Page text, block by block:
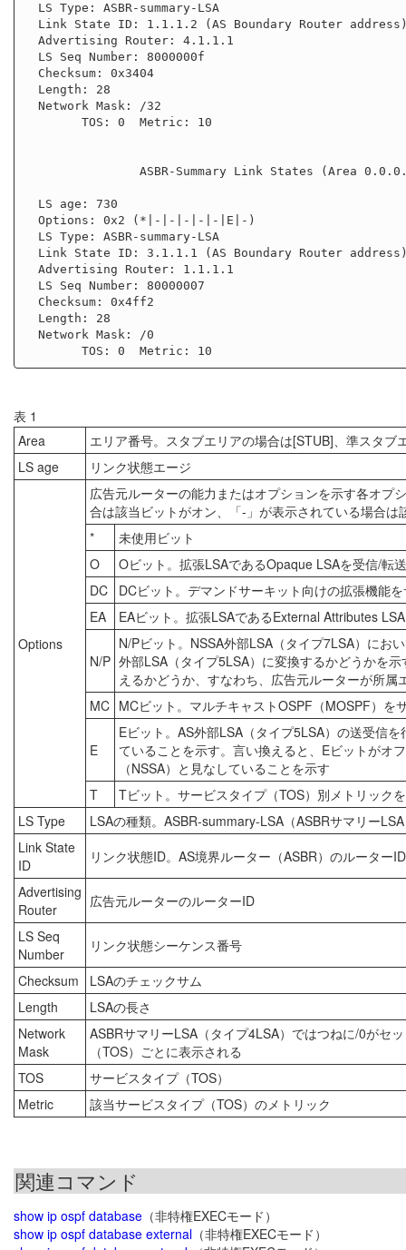
表 1
Area
エリア番号。スタブエリアの場合は[STUB]、準スタブ
LS age
リンク状態エージ
Options
広告元ルーターの能力またはオプションを示す各オプ
合は該当ビットがオン、「-」が表示されている場合
*
未使用ビット
O
Oビット。拡張LSAであるOpaque LSAを受信/転
DC
DCビット。デマンドサーキット向けの拡張機能
EA
EAビット。拡張LSAであるExternal Attributes
N/P
N/Pビット。NSSA外部LSA（タイプ7LSA）にお
外部LSA（タイプ5LSA）に変換するかどうかを
えるかどうか、すなわち、広告元ルーターが所
MC MCビット。マルチキャストOSPF（MOSPF）を
E
Eビット。AS外部LSA（タイプ5LSA）の送受信
ていることを示す。言い換えると、Eビットがオ
（NSSA）と見なしていることを示す
T
Tビット。サービスタイプ（TOS）別メトリック
LS Type
LSAの種類。ASBR-summary-LSA（ASBRサマリー
Link State
ID
リンク状態ID。AS境界ルーター（ASBR）のルーター
Advertising
Router
広告元ルーターのルーターID
LS Seq
Number
リンク状態シーケンス番号
Checksum
LSAのチェックサム
Length
LSAの長さ
Network
Mask
ASBRサマリーLSA（タイプ4LSA）ではつねに/0がセ
（TOS）ごとに表示される
TOS
サービスタイプ（TOS）
Metric
該当サービスタイプ（TOS）のメトリック
関連コマンド
show ip ospf database （非特権EXECモード）
show ip ospf database external （非特権EXECモード）